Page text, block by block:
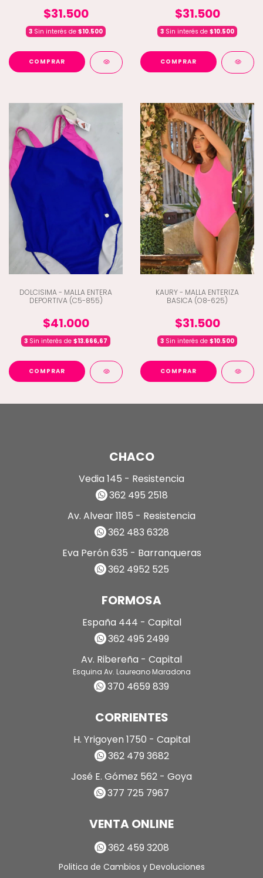
$31.500
3 Sin interés de $10.500
COMPRAR
$31.500
3 Sin interés de $10.500
COMPRAR
DOLCISIMA - MALLA ENTERA
DEPORTIVA (C5-855)
$41.000
3 Sin interés de $13.666,67
COMPRAR
KAURY - MALLA ENTERIZA
BASICA (O8-625)
$31.500
3 Sin interés de $10.500
COMPRAR
CHACO
Vedia 145 - Resistencia
362 495 2518
Av. Alvear 1185 - Resistencia
362 483 6328
Eva Perón 635 - Barranqueras
362 4952 525
FORMOSA
España 444 - Capital
362 495 2499
Av. Ribereña - Capital
Esquina Av. Laureano Maradona
370 4659 839
CORRIENTES
H. Yrigoyen 1750 - Capital
362 479 3682
José E. Gómez 562 - Goya
377 725 7967
VENTA ONLINE
362 459 3208
Politica de Cambios y Devoluciones